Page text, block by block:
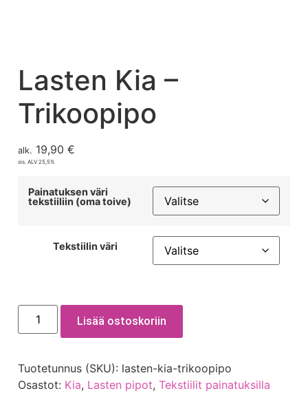
Lasten Kia –
Trikoopipo
alk. 19,90 €
sis. ALV 25,5%
Painatuksen väri
tekstiiliin (oma toive)
Tekstiilin väri
Lisää ostoskoriin
Tuotetunnus (SKU): lasten-kia-trikoopipo
Osastot: Kia, Lasten pipot, Tekstiilit painatuksilla